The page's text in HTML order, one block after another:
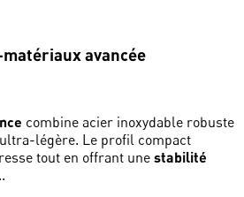
avancée
combine acier inoxydable robuste
légère. Le profil compact
tout en offrant une stabilité